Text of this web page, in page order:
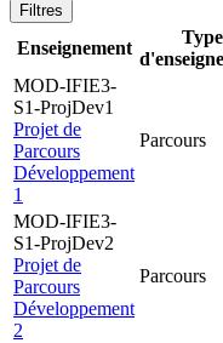
Filtres
Enseignement
Type
MOD-IFIE3-
S1-ProjDev1
Projet de
Parcours
Développement
1
Parcours
MOD-IFIE3-
S1-ProjDev2
Projet de
Parcours
Développement
2
Parcours